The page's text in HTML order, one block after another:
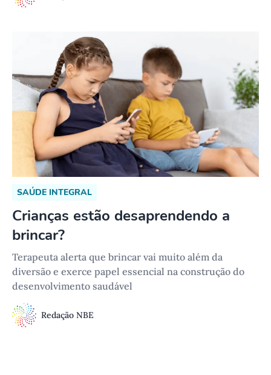
SAÚDE INTEGRAL
Crianças estão desaprendendo a
brincar?
Terapeuta alerta que brincar vai muito além da
diversão e exerce papel essencial na construção do
desenvolvimento saudável
Redação NBE